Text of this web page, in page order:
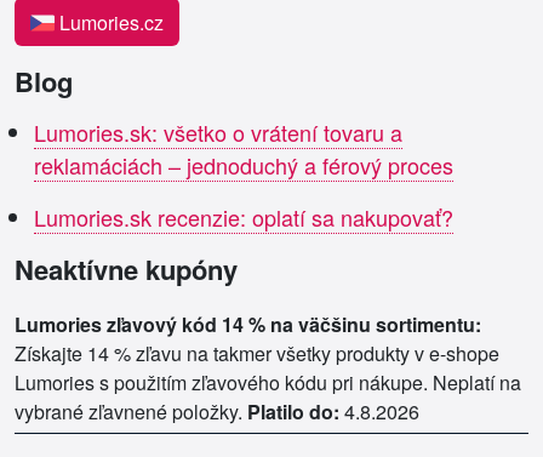
Lumories.cz
Blog
Lumories.sk: všetko o vrátení tovaru a
reklamáciách – jednoduchý a férový proces
Lumories.sk recenzie: oplatí sa nakupovať?
Neaktívne kupóny
Lumories zľavový kód 14 % na väčšinu sortimentu:
Získajte 14 % zľavu na takmer všetky produkty v e-shope
Lumories s použitím zľavového kódu pri nákupe. Neplatí na
vybrané zľavnené položky. Platilo do: 4.8.2026